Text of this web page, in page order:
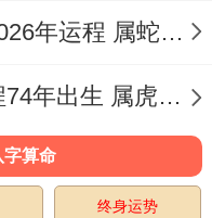
带勇猛之气，若
康，在五行测算
，形成连锁反
属蛇男1977年十一月生2026年运程 属蛇男1977年生人运势
属虎2026年的运势及运程74年出生 属虎2026年的五大预兆是什么
字算命
终身运势